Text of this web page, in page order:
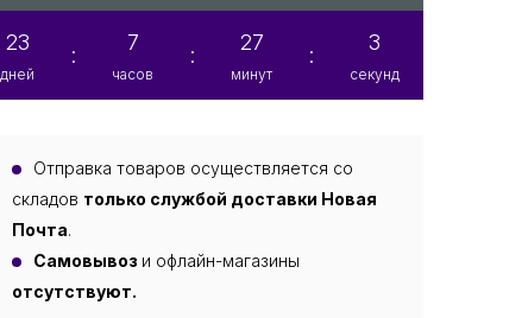
23
дней
:
7
часов
:
27
минут
:
2
секунд
Отправка товаров осуществляется со
складов только службой доставки Новая
Почта.
Самовывоз и офлайн-магазины
отсутствуют.